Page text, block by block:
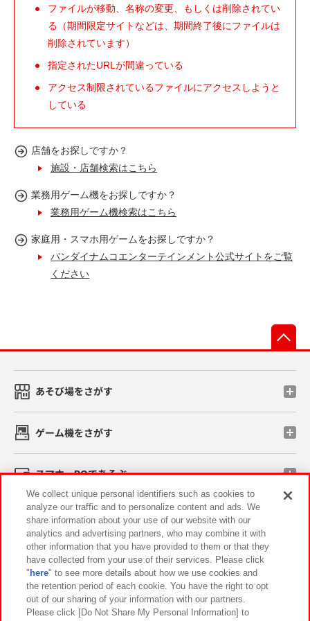
ファイルが移動、名称の変更、もしくは削除されてい
る（期間限定サイトなどは、期間終了後にファイルは
削除されています）
指定されたURLが間違っている
アクセス制限されているファイルにアクセスしようと
している
店舗をお探しですか？
施設・店舗検索はこちら
業務用ゲーム機をお探しですか？
業務用ゲーム機検索はこちら
家庭用・スマホ用ゲームをお探しですか？
バンダイナムコエンターテインメント公式サイトをご覧
ください
あそび場をさがす
ゲーム機をさがす
スマホ・PCであそぶ
イベント・キャンペーン
関連会社 サステナビリティ サイトポリシー
プライバシーポリシー ウェブアクセシビリティ方針と検証結果
We collect unique personal identifiers such as cookies to
analyze our traffic and to personalize content and ads. We
share information about your use of our website with our
analytics and advertising partners, who may combine it with
other information that you have provided to them or that they
have collected from your use of their services. Please click
" here" to see more details about how we use cookies and
the retention period of each cookie. You have the right to opt
out of our sharing of your information with our partners.
Please click [Do Not Share My Personal Information] to